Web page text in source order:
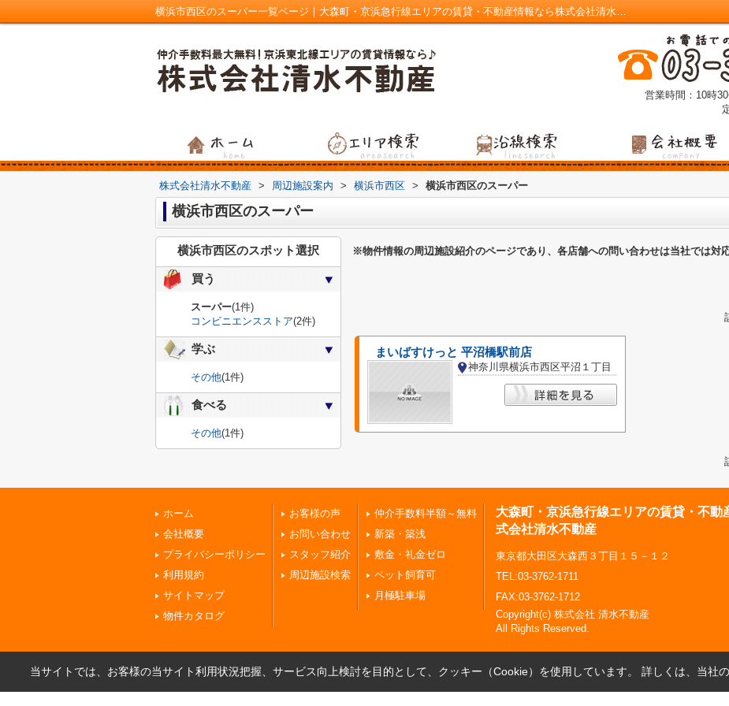
横浜市西区のスーパー一覧ページ｜大森町・京浜急行線エリアの賃貸・不動産情報なら株式会社清水不動産
営業時間：10時
株式会社清水不動産 > 周辺施設案内 > 横浜市西区 > 横浜市西区のスーパー
横浜市西区のスーパー
※物件情報の周辺施設紹介のページであり、各店舗への問い合わせは当社では対応
まいばすけっと 平沼橋駅前店
神奈川県横浜市西区平沼１丁目
横浜市西区のスポット選択
買う
スーパー(1件)
コンビニエンスストア(2件)
学ぶ
その他(1件)
食べる
その他(1件)
ホーム
会社概要
プライバシーポリシー
利用規約
サイトマップ
物件カタログ
お客様の声
お問い合わせ
スタッフ紹介
周辺施設検索
仲介手数料半額～無料
新築・築浅
敷金・礼金ゼロ
ペット飼育可
月極駐車場
大森町・京浜急行線エリアの賃貸・不動
式会社清水不動産
東京都大田区大森西３丁目１５－１２
TEL:03-3762-1711
FAX:03-3762-1712
Copyright(c) 株式会社 清水不動産
All Rights Reserved.
当サイトでは、お客様の当サイト利用状況把握、サービス向上検討を目的として、クッキー（Cookie）を使用しています。 詳しくは、当社の